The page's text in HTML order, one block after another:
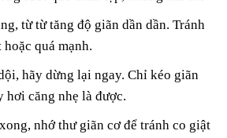
từ từ tăng độ giãn dần dần. Tránh
quá mạnh.
hãy dừng lại ngay. Chỉ kéo giãn
hơi căng nhẹ là được.
nhớ thư giãn cơ để tránh co giật